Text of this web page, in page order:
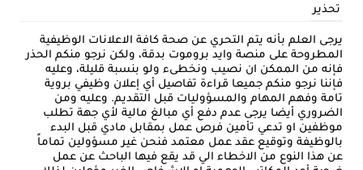
تحذير
يرجى العلم بأنه يتم التحري عن صحة كافة الاعلانات الوظيفية
المطروحة على منصة وايد بروموت بدقة، ولكن نرجو منكم الحذر
فإنه من الممكن ان نصيب ونخطىء ولو بنسبة قليلة، وعليه
فإننا نرجو منكم جميعا قراءة تفاصيل أي إعلان وظيفي بروية
تامة وفهم المهام والمسؤوليات قبل التقديم. وعليه ومن
الضروري أيضا يرجى عدم دفع أي مبالغ مالية لأي جهة تطلب
موظفين او تدعي تأمين فرص عمل بمقابل مادي قبل البدء
بالوظيفة وتوقيع عقد عمل معتمد فنحن غير مسؤولين تماماً
عن هذا النوع من الاخطاء الي قد يقع فيها الباحث عن عمل